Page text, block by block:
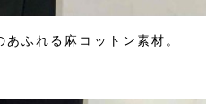
ふれる麻コットン素材。